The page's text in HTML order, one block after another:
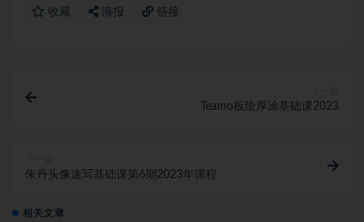
收藏 海报 链接
Teamo板绘厚涂基础课2023
朱丹头像速写基础课第6期2023年课程
相关文章